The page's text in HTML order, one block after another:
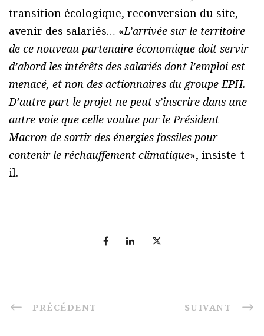
transition écologique, reconversion du site,
avenir des salariés… «L’arrivée sur le territoire
de ce nouveau partenaire économique doit servir
d’abord les intérêts des salariés dont l’emploi est
menacé, et non des actionnaires du groupe EPH.
D’autre part le projet ne peut s’inscrire dans une
autre voie que celle voulue par le Président
Macron de sortir des énergies fossiles pour
contenir le réchauffement climatique», insiste-t-
il.
PRÉCÉDENT SUIVANT